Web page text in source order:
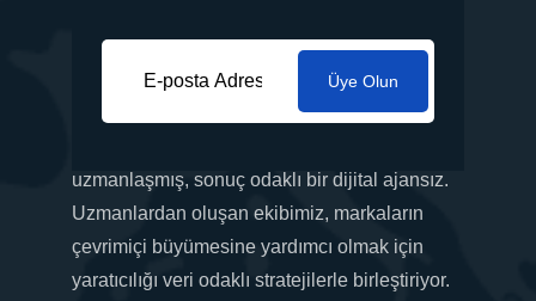
Üye Olun
İş ihtiyaçlarınıza göre uyarlanmış yenilikçi
uzmanlaşmış, sonuç odaklı bir dijital ajansız.
Uzmanlardan oluşan ekibimiz, markaların
çevrimiçi büyümesine yardımcı olmak için
yaratıcılığı veri odaklı stratejilerle birleştiriyor.